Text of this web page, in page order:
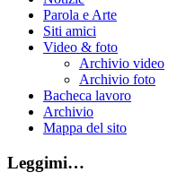
Parola e Arte
Siti amici
Video & foto
Archivio video
Archivio foto
Bacheca lavoro
Archivio
Mappa del sito
Leggimi…